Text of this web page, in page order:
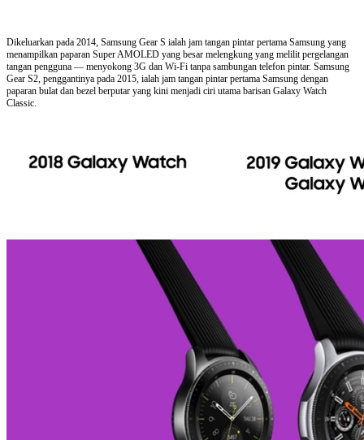
Dikeluarkan pada 2014, Samsung Gear S ialah jam tangan pintar pertama Samsung yang
menampilkan paparan Super AMOLED yang besar melengkung yang melilit pergelangan
tangan pengguna — menyokong 3G dan Wi-Fi tanpa sambungan telefon pintar. Samsung
Gear S2, penggantinya pada 2015, ialah jam tangan pintar pertama Samsung dengan
paparan bulat dan bezel berputar yang kini menjadi ciri utama barisan Galaxy Watch
Classic.